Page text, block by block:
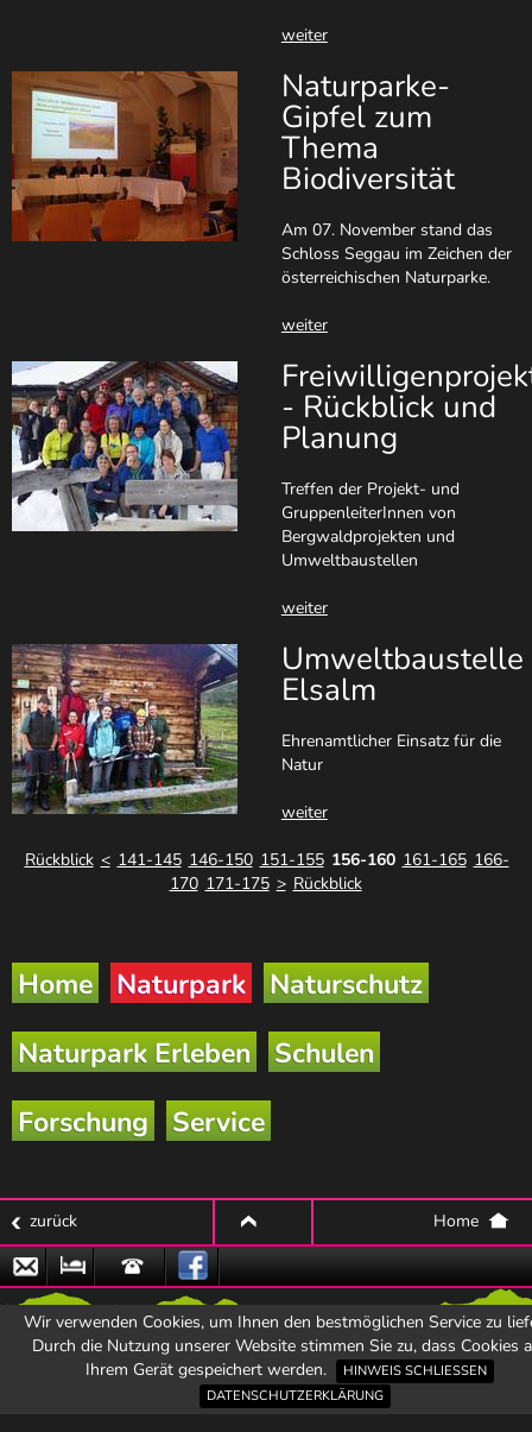
Wir verwenden Cookies, um Ihnen den bestmöglichen Service zu
Durch die Nutzung unserer Website stimmen Sie zu, dass Cookies
Ihrem Gerät gespeichert werden.
HINWEIS SCHLIESSEN
DATENSCHUTZERKLÄRUNG
weiter
Naturparke-
Gipfel zum
Thema
Biodiversität
Am 07. November stand das
Schloss Seggau im Zeichen der
österreichischen Naturparke.
weiter
- Rückblick und
Planung
Treffen der Projekt- und
GruppenleiterInnen von
Bergwaldprojekten und
Umweltbaustellen
weiter
Umweltbaustelle
Elsalm
Ehrenamtlicher Einsatz für die
Natur
weiter
Rückblick < 141-145 146-150 151-155 156-160 161-165 166-
170 171-175 > Rückblick
Home Naturpark
Naturschutz
Naturpark Erleben
Schulen
Forschung
Service
zurück top
Home
Email
Zu
den
Naturpark-
Partnerbetrieben
Hotline